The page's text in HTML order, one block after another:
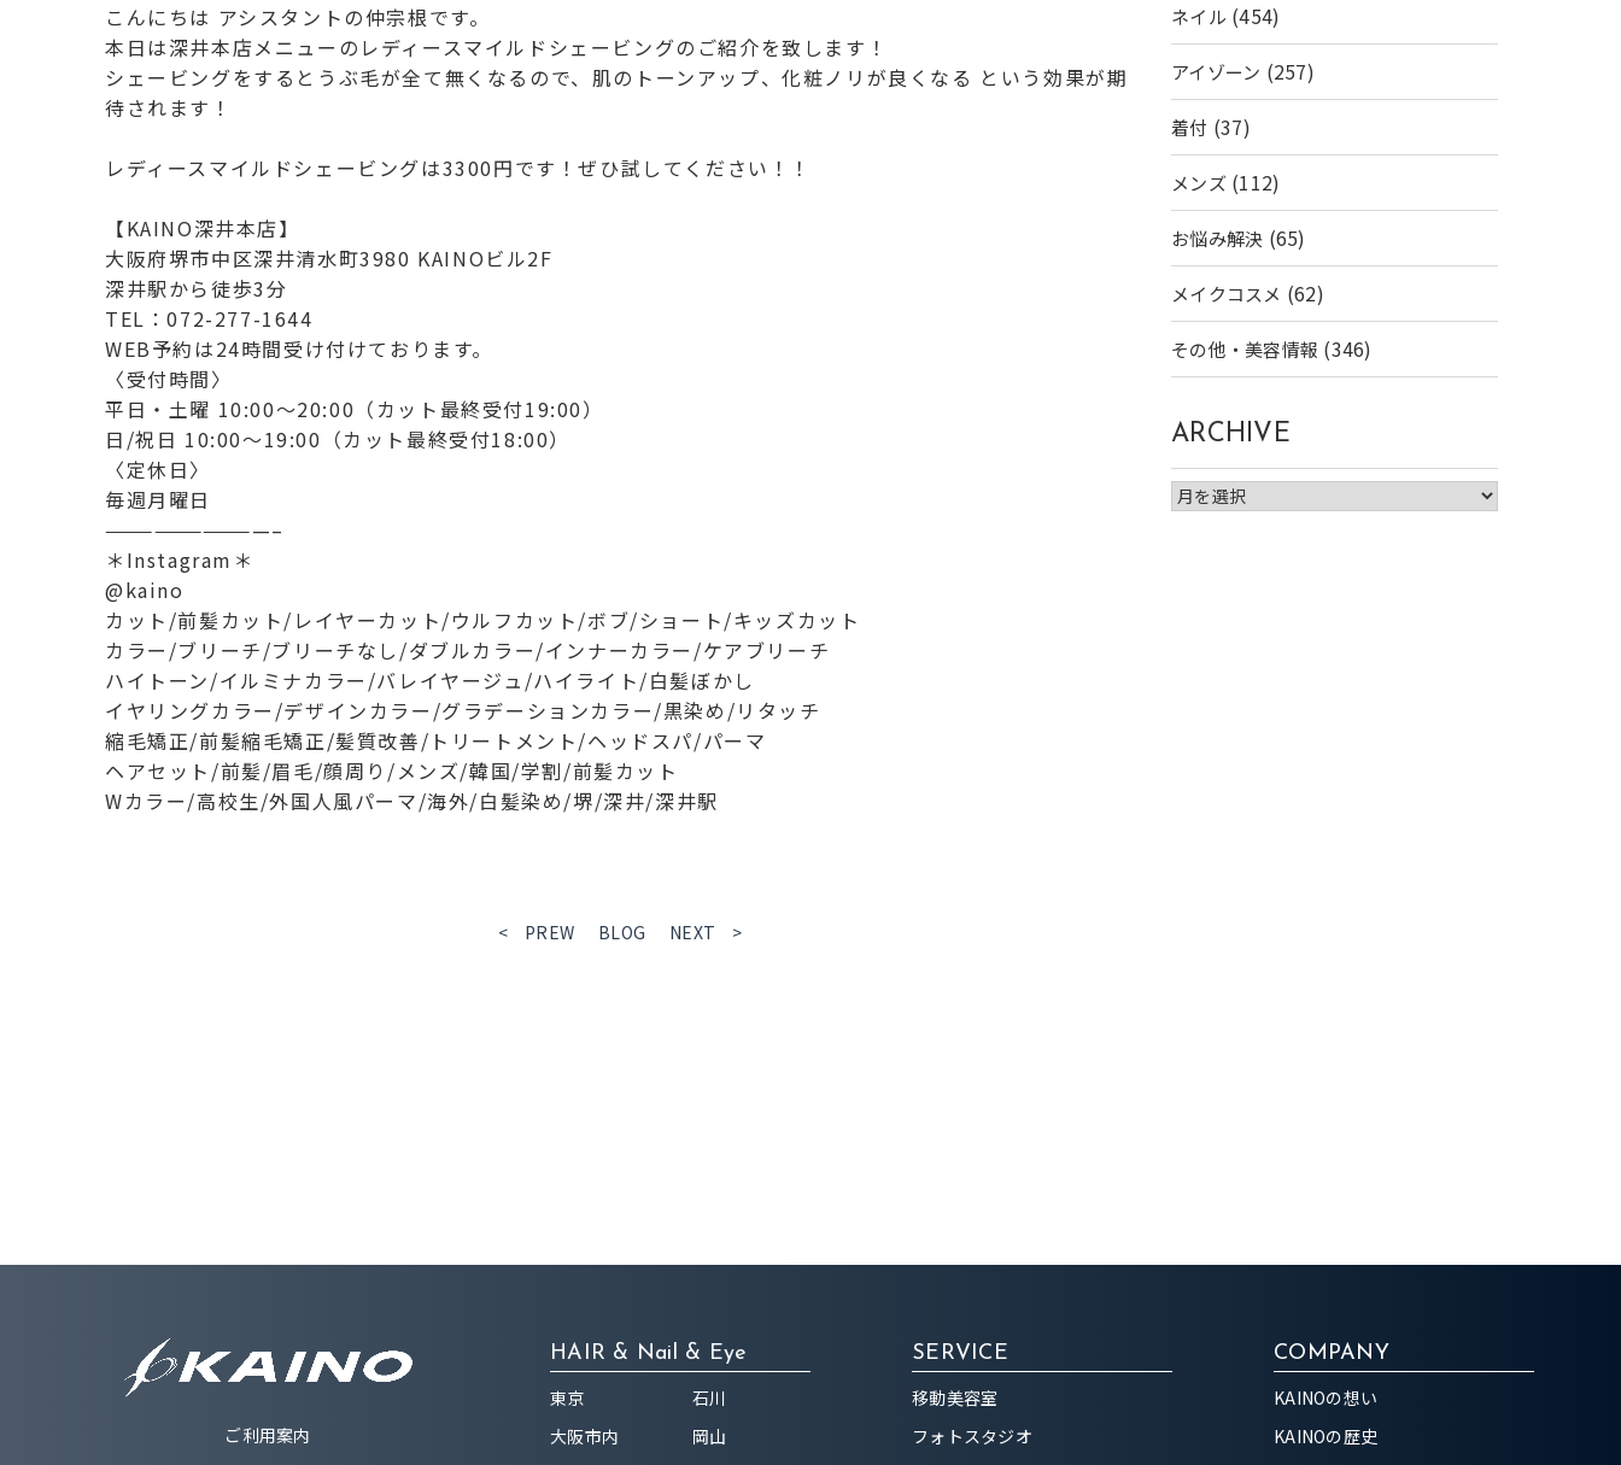
こんにちは アシスタントの仲宗根です。
本日は深井本店メニューのレディースマイルドシェービングのご紹介を致します！
シェービングをするとうぶ毛が全て無くなるので、肌のトーンアップ、化粧ノリが良くなる という効果が期
待されます！
レディースマイルドシェービングは3300円です！ぜひ試してください！！
【KAINO深井本店】
大阪府堺市中区深井清水町3980 KAINOビル2F
深井駅から徒歩3分
TEL：072-277-1644
WEB予約は24時間受け付けております。
〈受付時間〉
平日・土曜 10:00〜20:00（カット最終受付19:00）
日/祝日 10:00～19:00（カット最終受付18:00）
〈定休日〉
毎週月曜日
——————————–
＊Instagram＊
@kaino
カット/前髪カット/レイヤーカット/ウルフカット/ボブ/ショート/キッズカット
カラー/ブリーチ/ブリーチなし/ダブルカラー/インナーカラー/ケアブリーチ
ハイトーン/イルミナカラー/バレイヤージュ/ハイライト/白髪ぼかし
イヤリングカラー/デザインカラー/グラデーションカラー/黒染め/リタッチ
縮毛矯正/前髪縮毛矯正/髪質改善/トリートメント/ヘッドスパ/パーマ
ヘアセット/前髪/眉毛/顔周り/メンズ/韓国/学割/前髪カット
Wカラー/高校生/外国人風パーマ/海外/白髪染め/堺/深井/深井駅
< PREW BLOG NEXT >
ネイル (454)
アイゾーン (257)
着付 (37)
メンズ (112)
お悩み解決 (65)
メイクコスメ (62)
その他・美容情報 (346)
ARCHIVE
ご利用案内
HAIR & Nail & Eye
東京
大阪市内
石川
岡山
SERVICE
移動美容室
フォトスタジオ
COMPANY
KAINOの想い
KAINOの歴史